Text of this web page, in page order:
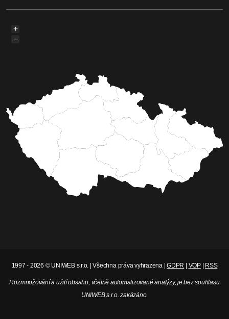
+
−
1997 - 2026 © UNIWEB s.r.o. | Všechna práva vyhrazena |GDPR VOP| RSS
Rozmnožování a užití obsahu, včetně automatizované analýzy, je bez souhlasu
UNIWEB s.r.o. zakázáno.